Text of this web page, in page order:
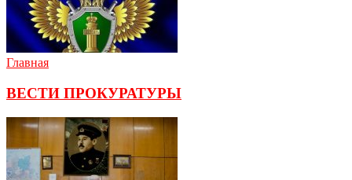
Главная
ВЕСТИ ПРОКУРАТУРЫ